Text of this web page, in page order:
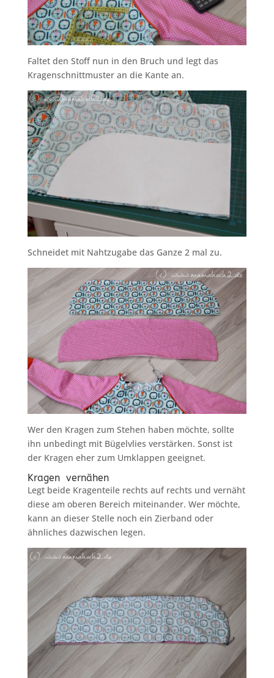
Faltet den Stoff nun in den Bruch und legt das
Kragenschnittmuster an die Kante an.
Schneidet mit Nahtzugabe das Ganze 2 mal zu.
Wer den Kragen zum Stehen haben möchte, sollte
ihn unbedingt mit Bügelvlies verstärken. Sonst ist
der Kragen eher zum Umklappen geeignet.
Kragen vernähen
Legt beide Kragenteile rechts auf rechts und vernäht
diese am oberen Bereich miteinander. Wer möchte,
kann an dieser Stelle noch ein Zierband oder
ähnliches dazwischen legen.